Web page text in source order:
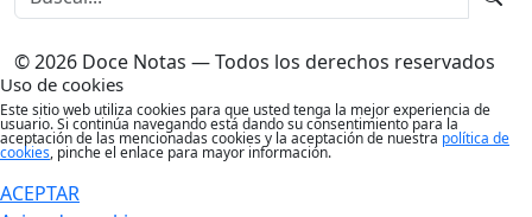
© 2026 Doce Notas — Todos los derechos reservados
Uso de cookies
Este sitio web utiliza cookies para que usted tenga la mejor experiencia de
usuario. Si continúa navegando está dando su consentimiento para la
aceptación de las mencionadas cookies y la aceptación de nuestra política de
cookies, pinche el enlace para mayor información.
ACEPTAR